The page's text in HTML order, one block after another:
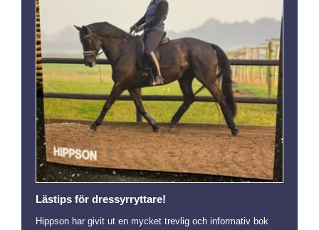
Lästips för dressyrryttare!
Hippson har givit ut en mycket trevlig och informativ bok